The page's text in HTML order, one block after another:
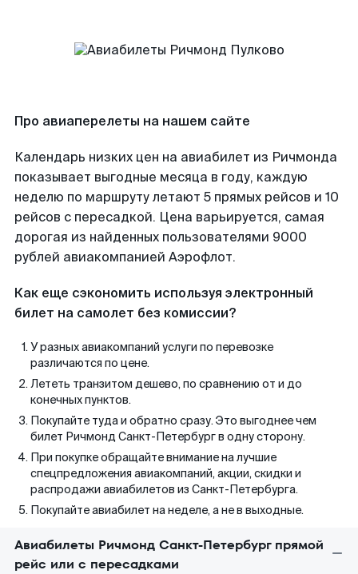
Про авиаперелеты на нашем сайте
Календарь низких цен на авиабилет из Ричмонда
показывает выгодные месяца в году, каждую
неделю по маршруту летают 5 прямых рейсов и 10
рейсов с пересадкой. Цена варьируется, самая
дорогая из найденных пользователями 9000
рублей авиакомпанией Аэрофлот.
Как еще сэкономить используя электронный
билет на самолет без комиссии?
У разных авиакомпаний услуги по перевозке
различаются по цене.
Лететь транзитом дешево, по сравнению от и до
конечных пунктов.
Покупайте туда и обратно сразу. Это выгоднее чем
билет Ричмонд Санкт-Петербург в одну сторону.
При покупке обращайте внимание на лучшие
спецпредложения авиакомпаний, акции, скидки и
распродажи авиабилетов из Санкт-Петербурга.
Покупайте авиабилет на неделе, а не в выходные.
Авиабилеты Ричмонд Санкт-Петербург прямой
рейс или с пересадками